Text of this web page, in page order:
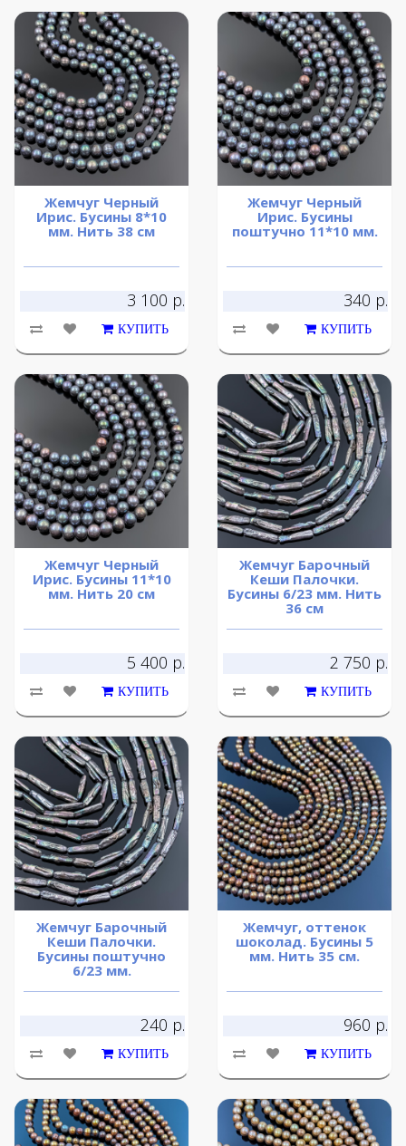
Жемчуг Черный
Ирис. Бусины 8*10
мм. Нить 38 см
3 100 р.
КУПИТЬ
Жемчуг Черный
Ирис. Бусины
поштучно 11*10 мм.
340 р.
КУПИТЬ
Жемчуг Черный
Ирис. Бусины 11*10
мм. Нить 20 см
5 400 р.
КУПИТЬ
Жемчуг Барочный
Кеши Палочки.
Бусины 6/23 мм. Нить
36 см
2 750 р.
КУПИТЬ
Жемчуг Барочный
Кеши Палочки.
Бусины поштучно
6/23 мм.
240 р.
КУПИТЬ
Жемчуг, оттенок
шоколад. Бусины 5
мм. Нить 35 см.
960 р.
КУПИТЬ